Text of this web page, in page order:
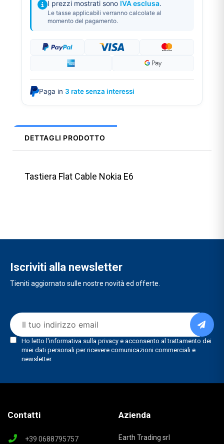
I prezzi mostrati sono IVA esclusa.
Le tasse applicabili verranno calcolate al
momento del pagamento.
Paga in 3 rate senza interessi
DETTAGLI PRODOTTO
Tastiera Flat Cable Nokia E6
Iscriviti alla newsletter
Tieniti aggiornato sulle nostre novità ed offerte.
Contatti
+39 0688795757
Azienda
Earth Trading srl